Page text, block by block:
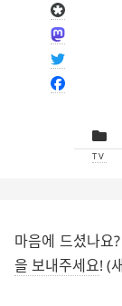
TV
마음에 드셨나요
을 보내주세요! (